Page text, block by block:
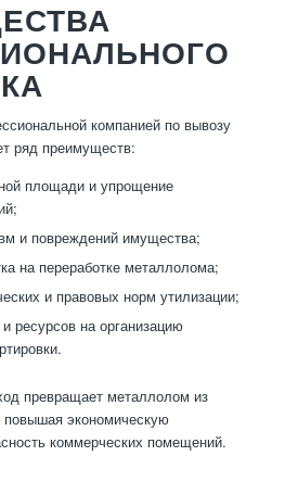
компанией по вывозу
ряд преимуществ:
площади и упрощение
и повреждений имущества;
на переработке металлолома;
и правовых норм утилизации;
ресурсов на организацию
превращает металлолом из
экономическую
коммерческих помещений.